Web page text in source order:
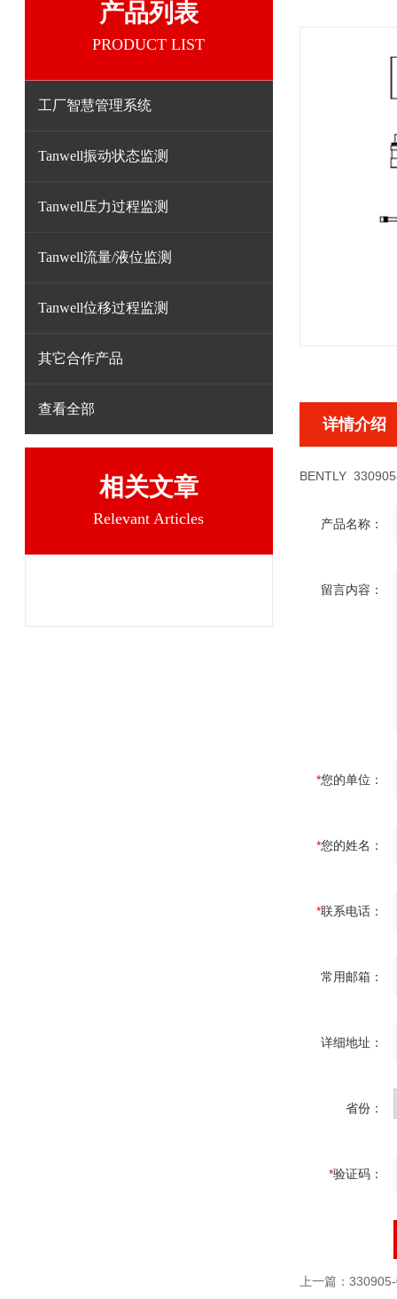
产品列表
PRODUCT LIST
工厂智慧管理系统
Tanwell振动状态监测
Tanwell压力过程监测
Tanwell流量/液位监测
Tanwell位移过程监测
其它合作产品
查看全部
相关文章
Relevant Articles
详情介绍
BENTLY
产品名称：
留言内容：
*您的单位：
*您的姓名：
*联系电话：
常用邮箱：
详细地址：
省份：
*验证码：
上一篇：